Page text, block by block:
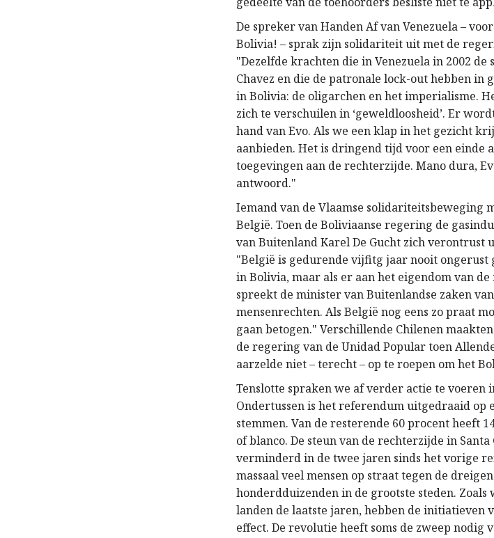
De spreker van Handen Af van Venezuela –
Bolivia! – sprak zijn solidariteit uit met de
"Dezelfde krachten die in Venezuela in 2002
Chavez en die de patronale lock-out hebben in
in Bolivia: de oligarchen en het imperialisme.
zich te verschuilen in ‘geweldloosheid’. Er
hand van Evo. Als we een klap in het gezicht
aanbieden. Het is dringend tijd voor een einde
toegevingen aan de rechterzijde. Mano dura,
antwoord."
Iemand van de Vlaamse solidariteitsbeweging
België. Toen de Boliviaanse regering de
van Buitenland Karel De Gucht zich verontrust
"België is gedurende vijfitg jaar nooit ongerust
in Bolivia, maar als er aan het eigendom van
spreekt de minister van Buitenlandse zaken
mensenrechten. Als België nog eens zo praat
gaan betogen." Verschillende Chilenen
de regering van de Unidad Popular toen
aarzelde niet – terecht – op te roepen om het
Tenslotte spraken we af verder actie te voeren
Ondertussen is het referendum uitgedraaid op
stemmen. Van de resterende 60 procent heeft
of blanco. De steun van de rechterzijde in
verminderd in de twee jaren sinds het vorige
massaal veel mensen op straat tegen de
honderdduizenden in de grootste steden.
landen de laatste jaren, hebben de initiatieven
effect. De revolutie heeft soms de zweep